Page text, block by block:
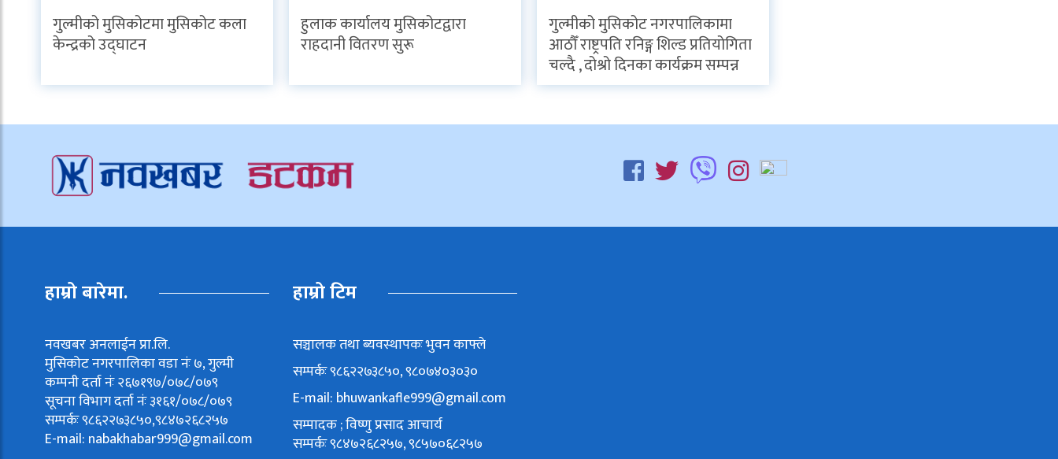
गुल्मीको मुसिकोटमा मुसिकोट कला
केन्द्रको उद्घाटन
हुलाक कार्यालय मुसिकोटद्वारा
राहदानी वितरण सुरू
गुल्मीको मुसिकोट नगरपालिकामा
आठौँ राष्ट्रपति रनिङ्ग शिल्ड प्रतियोगिता
चल्दै , दोश्रो दिनका कार्यक्रम सम्पन्न
हाम्रो बारेमा.
नवखबर अनलाईन प्रा.लि.
मुसिकोट नगरपालिका वडा नंः ७, गुल्मी
कम्पनी दर्ता नंः २६७१९७/०७८/०७९
सूचना विभाग दर्ता नंः ३१६१/०७८/०७९
सम्पर्कः ९८६२२७३८५०,९८४७२६८२५७
E-mail: nabakhabar999@gmail.com
हाम्रो टिम
सञ्चालक तथा ब्यवस्थापकः भुवन काफ्ले
सम्पर्कः ९८६२२७३८५०, ९८०७४०३०३०
E-mail: bhuwankafle999@gmail.com
सम्पादक ; विष्णु प्रसाद आचार्य
सम्पर्कः ९८४७२६८२५७, ९८५७०६८२५७